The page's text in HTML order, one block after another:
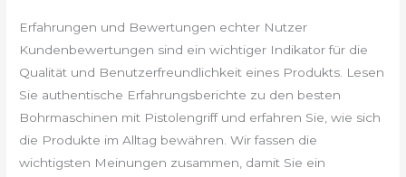
Erfahrungen und Bewertungen echter Nutzer
Kundenbewertungen sind ein wichtiger Indikator für die
Qualität und Benutzerfreundlichkeit eines Produkts. Lesen
Sie authentische Erfahrungsberichte zu den besten
Bohrmaschinen mit Pistolengriff und erfahren Sie, wie sich
die Produkte im Alltag bewähren. Wir fassen die
wichtigsten Meinungen zusammen, damit Sie ein